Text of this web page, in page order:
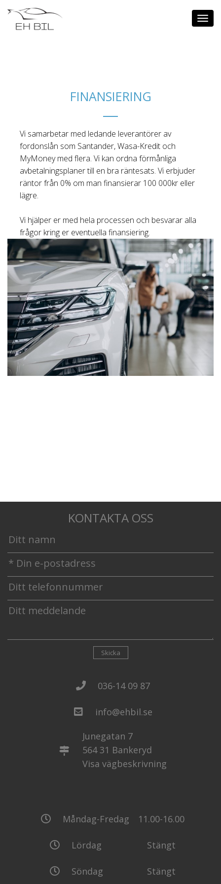
FINANSIERING
Vi samarbetar med ledande leverantörer av
fordonslån som Santander, Wasa-Kredit och
MyMoney med flera. Vi kan ordna förmånliga
avbetalningsplaner till en bra räntesats. Vi erbjuder
räntor från 0% om man finansierar 100 000kr eller
lägre.
Vi hjälper er med hela processen och besvarar alla
frågor kring er eventuella finansiering.
KONTAKTA OSS
Skicka
036-14 09 87
info@ehbil.se
Junegatan 7
564 31 Bankeryd
Visa vägbeskrivning
Måndag-Fredag 11.00-16.00
Lördag Stängt
Söndag Stängt